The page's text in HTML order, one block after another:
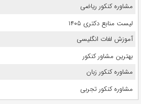
مشاوره کنکور ریاضی
لیست منابع دکتری ۱۴۰۵
آموزش لغات انگلیسی
بهترین مشاور کنکور
مشاوره کنکور زبان
مشاوره کنکور تجربی